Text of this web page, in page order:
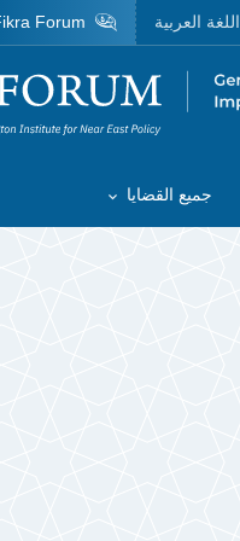
Toggle List of
جميع القضايا
اللغة العربية Forum